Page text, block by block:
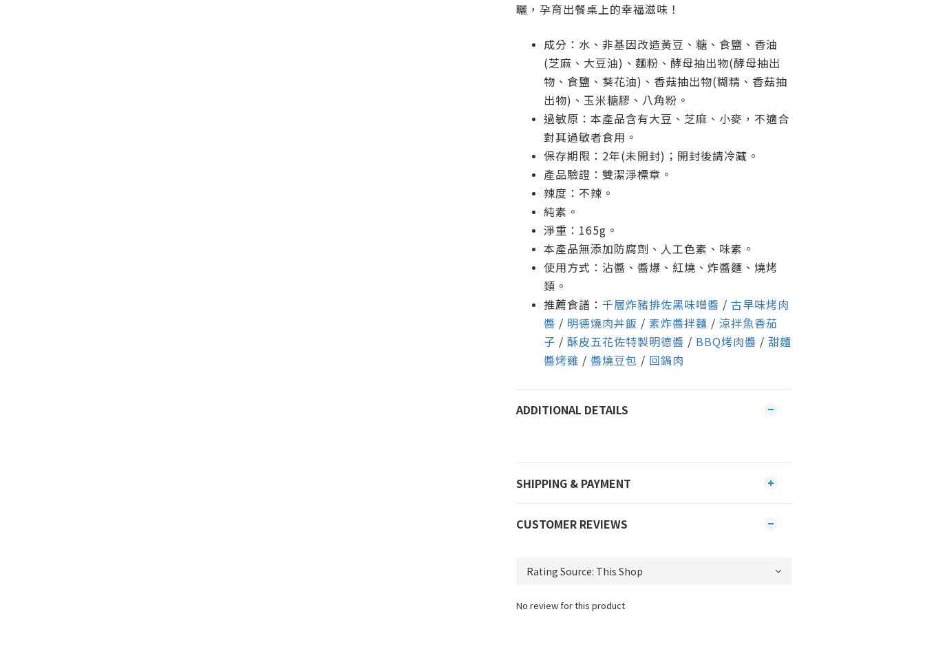
曬，孕育出餐桌上的幸福滋味！
成分：水、非基因改造黃豆、糖、食鹽、香油
(芝麻、大豆油)、麵粉、酵母抽出物(酵母抽出
物、食鹽、葵花油)、香菇抽出物(糊精、香菇抽
出物)、玉米糖膠、八角粉。
過敏原：本產品含有大豆、芝麻、小麥，不適合
對其過敏者食用。
保存期限：2年(未開封)；開封後請冷藏。
產品驗證：雙潔淨標章。
辣度：不辣。
純素。
淨重：165g。
本產品無添加防腐劑、人工色素、味素。
使用方式：沾醬、醬爆、紅燒、炸醬麵、燒烤
類。
推薦食譜： 千層炸豬排佐黑味噌醬 / 古早味烤肉
醬 / 明德燒肉丼飯 / 素炸醬拌麵 / 涼拌魚香茄
子 / 酥皮五花佐特製明德醬 / BBQ烤肉醬 / 甜麵
醬烤雞 / 醬燒豆包 / 回鍋肉
ADDITIONAL DETAILS
SHIPPING & PAYMENT
CUSTOMER REVIEWS
No review for this product